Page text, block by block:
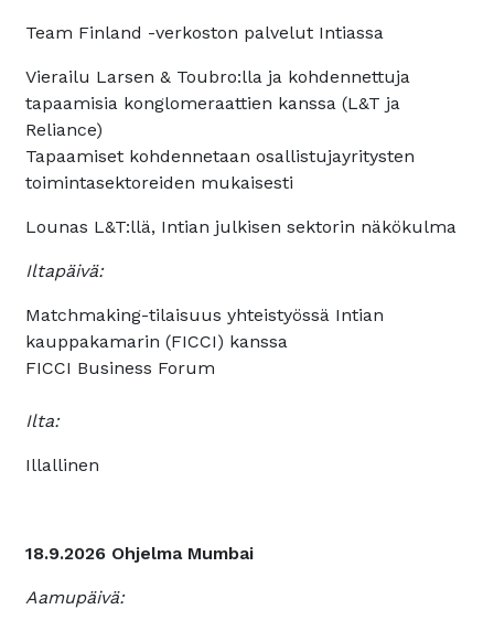
Team Finland -verkoston palvelut Intiassa
Vierailu Larsen & Toubro:lla ja kohdennettuja
tapaamisia konglomeraattien kanssa (L&T ja
Reliance)
Tapaamiset kohdennetaan osallistujayritysten
toimintasektoreiden mukaisesti
Lounas L&T:llä, Intian julkisen sektorin näkökulma
Iltapäivä:
Matchmaking-tilaisuus yhteistyössä Intian
kauppakamarin (FICCI) kanssa
FICCI Business Forum
Ilta:
Illallinen
18.9.2026 Ohjelma Mumbai
Aamupäivä: